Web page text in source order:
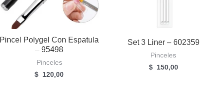
Pincel Polygel Con Espatula
– 95498
Pinceles
$ 120,00
Set 3 Liner – 602359
Pinceles
$ 150,00